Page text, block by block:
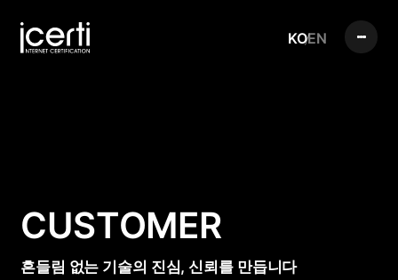
KOEN
CUSTOMER
흔들림 없는 기술의 진심, 신뢰를 만듭니다